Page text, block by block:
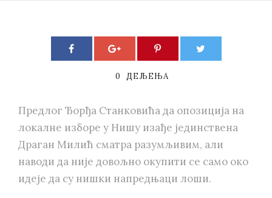
0 ДЕЉЕЊА
Предлог Ђорђа Станковића да опозиција на
локалне изборе у Нишу изађе јединствена
Драган Милић сматра разумљивим, али
наводи да није довољно окупити се само око
идеје да су нишки напредњаци лоши.